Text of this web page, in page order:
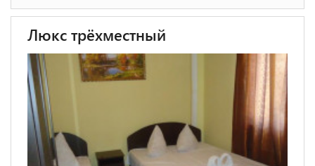
Люкс трёхместный